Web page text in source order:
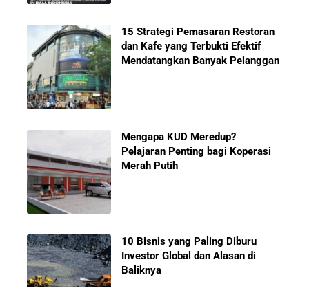
15 Strategi Pemasaran Restoran
dan Kafe yang Terbukti Efektif
Mendatangkan Banyak Pelanggan
Mengapa KUD Meredup?
Pelajaran Penting bagi Koperasi
Merah Putih
10 Bisnis yang Paling Diburu
Investor Global dan Alasan di
Baliknya